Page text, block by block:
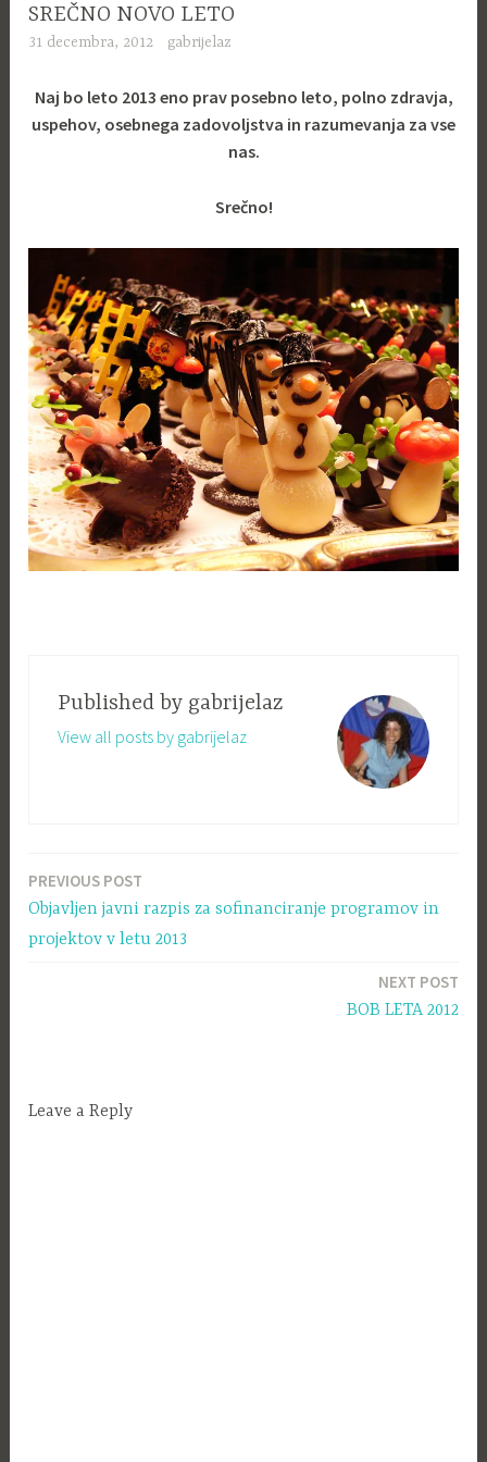
SREČNO NOVO LETO
31 decembra, 2012 gabrijelaz
Naj bo leto 2013 eno prav posebno leto, polno zdravja,
uspehov, osebnega zadovoljstva in razumevanja za vse
nas.
Srečno!
Published by gabrijelaz
View all posts by gabrijelaz
Navigacija
prispevka
PREVIOUS POST
Objavljen javni razpis za sofinanciranje programov in
projektov v letu 2013
NEXT POST
BOB LETA 2012
Leave a Reply